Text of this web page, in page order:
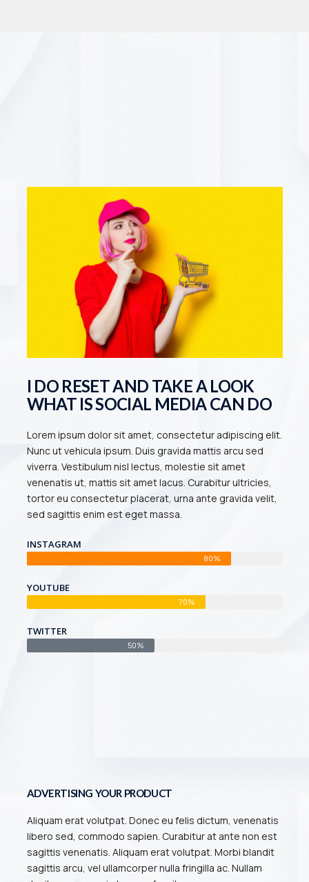
I DO RESET AND TAKE A LOOK
WHAT IS SOCIAL MEDIA CAN DO
Lorem ipsum dolor sit amet, consectetur adipiscing elit.
Nunc ut vehicula ipsum. Duis gravida mattis arcu sed
viverra. Vestibulum nisl lectus, molestie sit amet
venenatis ut, mattis sit amet lacus. Curabitur ultricies,
tortor eu consectetur placerat, urna ante gravida velit,
sed sagittis enim est eget massa.
INSTAGRAM
80%
YOUTUBE
70%
TWITTER
50%
ADVERTISING YOUR PRODUCT
Aliquam erat volutpat. Donec eu felis dictum, venenatis
libero sed, commodo sapien. Curabitur at ante non est
sagittis venenatis. Aliquam erat volutpat. Morbi blandit
sagittis arcu, vel ullamcorper nulla fringilla ac. Nullam